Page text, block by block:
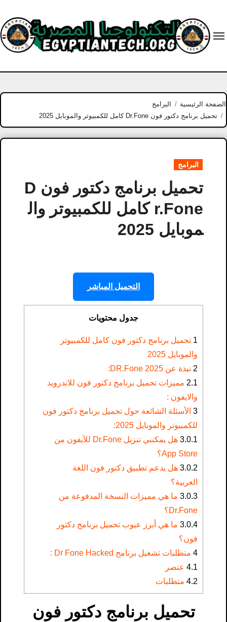
content
الصفحة الرئيسية
البرامج
تحميل برنامج دكتور فون Dr.Fone كامل للكمبيوتر والموبايل 2025
البرامج
تحميل برنامج دكتور فون D
r.Fone كامل للكمبيوتر وال
موبايل 2025
التحميل المباشر
جدول محتويات
1 تحميل برنامج دكتور فون كامل للكمبيوتر
والموبايل 2025
2 نبذة عن DR.Fone 2025:
2.1 مميزات تحميل برنامج دكتور فون للاندرويد
والايفون :
3 الأسئلة الشائعة حول تحميل برنامج دكتور فون
للكمبيوتر والموبايل 2025:
3.0.1
هل يمكنني تنزيل Dr.Fone للآيفون من
App Store؟
3.0.2 هل يدعم تطبيق دكتور فون اللغة
العربية؟
3.0.3 ما هي مميزات النسخة المدفوعة من
Dr.Fone؟
3.0.4 ما هي أبرز عيوب تحميل برنامج دكتور
فون؟
4 متطلبات تشغيل برنامج Dr Fone Hacked :
4.1 عنصر
4.2 متطلبات
تحميل برنامج دكتور فون